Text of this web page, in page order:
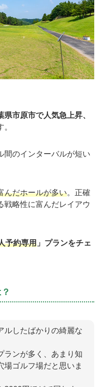
県市原市で人気急上昇、
。
間のインターバルが短い
んだホールが多い。正確
戦略性に富んだレイアウ
予約専用 」プランをチェ
ルしたばかりの綺麗な
ランが多く、あまり知
場ゴルフ場だと思いま